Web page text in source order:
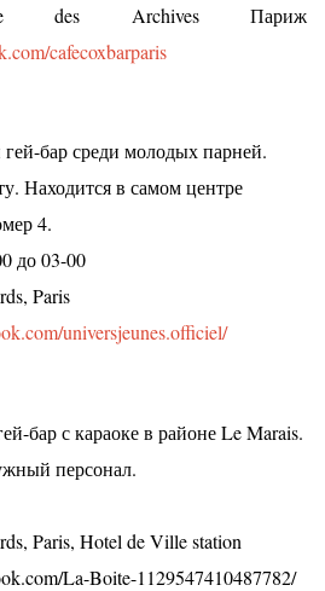
des Archives Париж
cafecoxbarparis
бар среди молодых парней.
Находится в самом центре
4.
до 03-00
Paris
universjeunes.officiel/
бар с караоке в районе Le Marais.
персонал.
Paris, Hotel de Ville station
La-Boite-1129547410487782/